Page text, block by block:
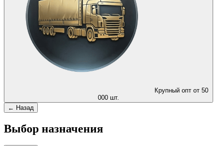
Крупный опт от 50
000 шт.
← Назад
Выбор назначения